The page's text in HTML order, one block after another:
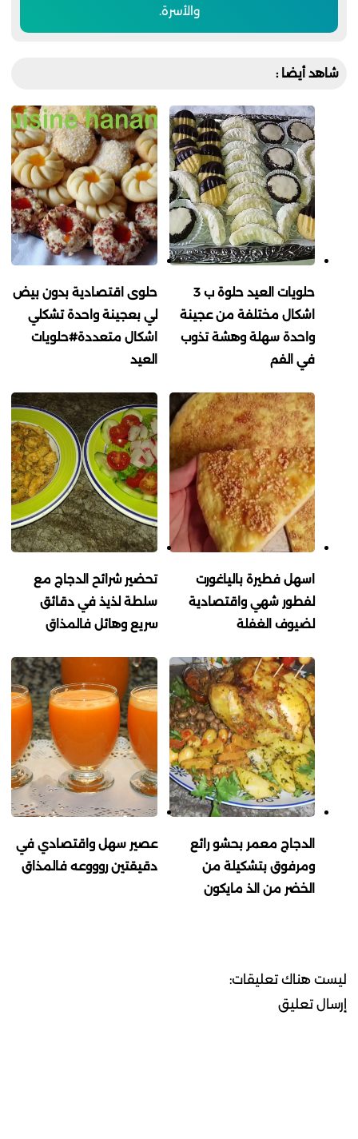
والأسرة.
شاهد أيضا :
حلويات العيد حلوة ب 3
اشكال مختلفة من عجينة
واحدة سهلة وهشة تذوب
في الفم
حلوى اقتصادية بدون بيض
لي بعجينة واحدة تشكلي
اشكال متعددة#حلويات
العيد
اسهل فطيرة بالياغورت
لفطور شهي واقتصادية
لضيوف الغفلة
تحضير شرائح الدجاج مع
سلطة لذيذ في دقائق
سريع وهائل فالمذاق
الدجاج معمر بحشو رائع
ومرفوق بتشكيلة من
الخضر من الذ مايكون
عصير سهل واقتصادي في
دقيقتين روووعه فالمذاق
ليست هناك تعليقات:
إرسال تعليق